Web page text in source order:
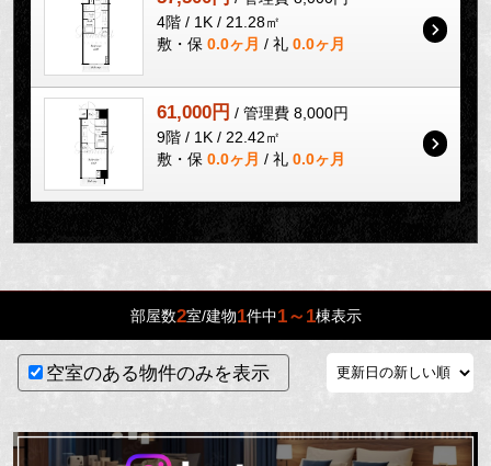
4階 / 1K / 21.28㎡
敷・保 0.0ヶ月 / 礼 0.0ヶ月
61,000円 / 管理費 8,000円
9階 / 1K / 22.42㎡
敷・保 0.0ヶ月 / 礼 0.0ヶ月
部屋数2室/建物1件中1～1棟表示
空室のある物件のみを表示